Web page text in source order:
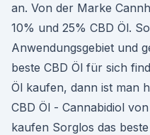
an. Von der Marke
10% und 25% CBD Öl.
Anwendungsgebiet und
beste CBD Öl für sich
Öl kaufen, dann ist man
CBD Öl - Cannabidiol
kaufen Sorglos das